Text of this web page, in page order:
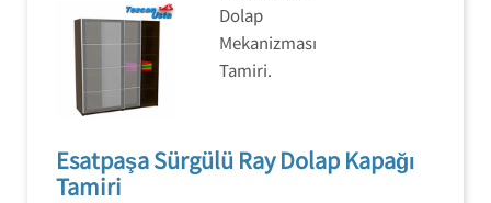
Dolap
Mekanizması
Tamiri.
Esatpaşa Sürgülü Ray Dolap Kapağı
Tamiri